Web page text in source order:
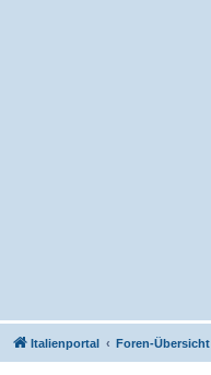
Italienportal Foren-Übersicht